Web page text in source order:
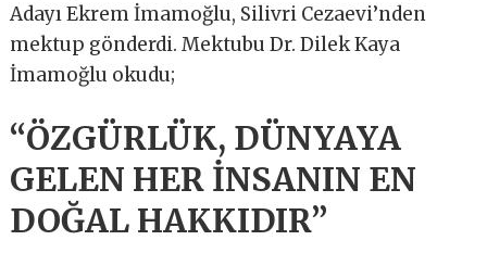
Adayı Ekrem İmamoğlu, Silivri Cezaevi’nden
mektup gönderdi. Mektubu Dr. Dilek Kaya
İmamoğlu okudu;
“ÖZGÜRLÜK, DÜNYAYA
GELEN HER İNSANIN EN
DOĞAL HAKKIDIR”